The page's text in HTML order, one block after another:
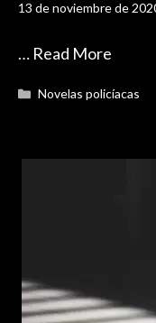
13 de noviembre de
… Read More
Categorías
Novelas policíacas